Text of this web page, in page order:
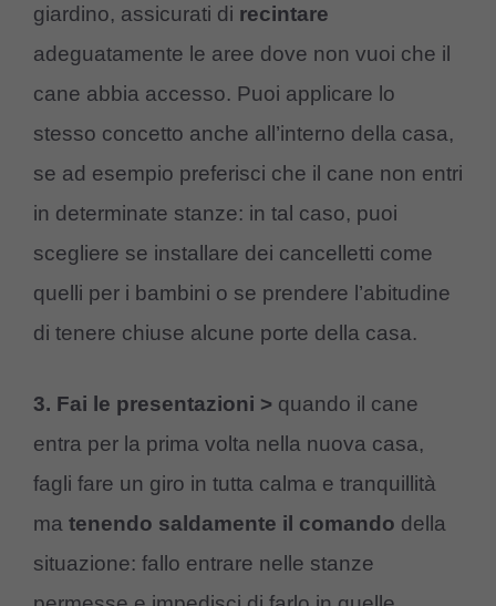
giardino, assicurati di recintare
adeguatamente le aree dove non vuoi che il
cane abbia accesso. Puoi applicare lo
stesso concetto anche all’interno della casa,
se ad esempio preferisci che il cane non entri
in determinate stanze: in tal caso, puoi
scegliere se installare dei cancelletti come
quelli per i bambini o se prendere l’abitudine
di tenere chiuse alcune porte della casa.
3. Fai le presentazioni > quando il cane
entra per la prima volta nella nuova casa,
fagli fare un giro in tutta calma e tranquillità
ma tenendo saldamente il comando della
situazione: fallo entrare nelle stanze